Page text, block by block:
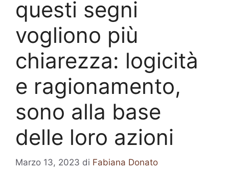
questi segni
vogliono più
chiarezza: logicità
e ragionamento,
sono alla base
delle loro azioni
Marzo 13, 2023 di Fabiana Donato